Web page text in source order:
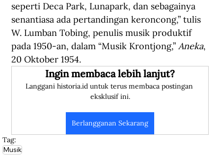
seperti Deca Park, Lunapark, dan sebagainya
senantiasa ada pertandingan keroncong,” tulis
W. Lumban Tobing, penulis musik produktif
pada 1950-an, dalam “Musik Krontjong,” Aneka,
20 Oktober 1954.
Ingin membaca lebih lanjut?
Langgani historia.id untuk terus membaca postingan
eksklusif ini.
Berlangganan Sekarang
Tag:
Musik